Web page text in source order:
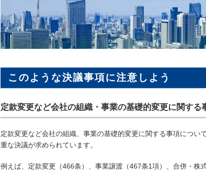
このような決議事項に注意しよう
定款変更など会社の組織・事業の基礎的変更に関する
定款変更など会社の組織、事業の基礎的変更に関する事項につい
重な決議が求められています。
例えば、定款変更（466条）、事業譲渡（467条1項）、合併・株